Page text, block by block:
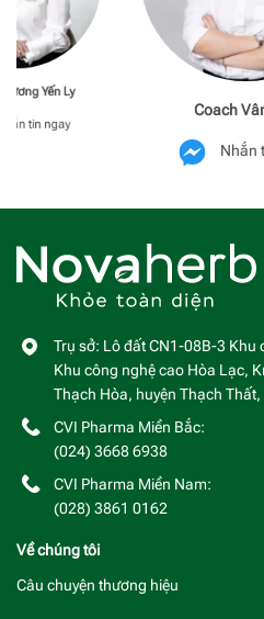
Coach
Nhắn
Yến Ly
tin ngay
Trụ sở: Lô đất CN1-08B-3 Khu
Khu công nghệ cao Hòa Lạc,
Thạch Hòa, huyện Thạch Thất,
CVI Pharma Miền Bắc:
(024) 3668 6938
CVI Pharma Miền Nam:
(028) 3861 0162
Về chúng tôi
Câu chuyện thương hiệu